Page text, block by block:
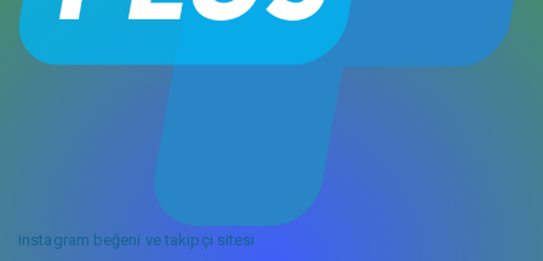
instagram beğeni ve takipçi sitesi